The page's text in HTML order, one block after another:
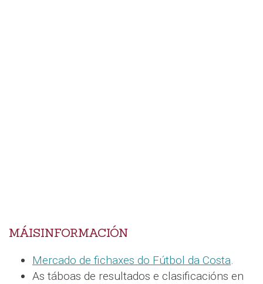
MÁISINFORMACIÓN
Mercado de fichaxes do Fútbol da Costa
As táboas de resultados e clasificacións en